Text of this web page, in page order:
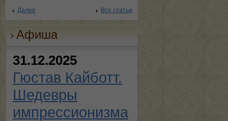
Далее Все статьи
Афиша
31.12.2025
Гюстав Кайботт.
Шедевры
импрессионизма